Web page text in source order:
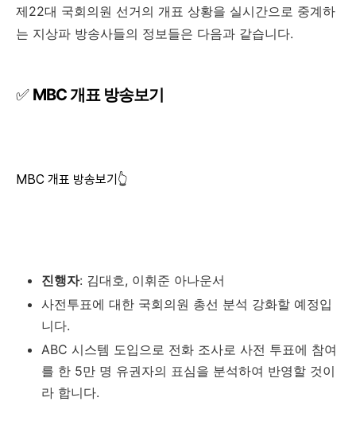
제22대 국회의원 선거의 개표 상황을 실시간으로 중계하
는 지상파 방송사들의 정보들은 다음과 같습니다.
✅ MBC 개표 방송보기
MBC 개표 방송보기👆
진행자: 김대호, 이휘준 아나운서
사전투표에 대한 국회의원 총선 분석 강화할 예정입
니다.
ABC 시스템 도입으로 전화 조사로 사전 투표에 참여
를 한 5만 명 유권자의 표심을 분석하여 반영할 것이
라 합니다.